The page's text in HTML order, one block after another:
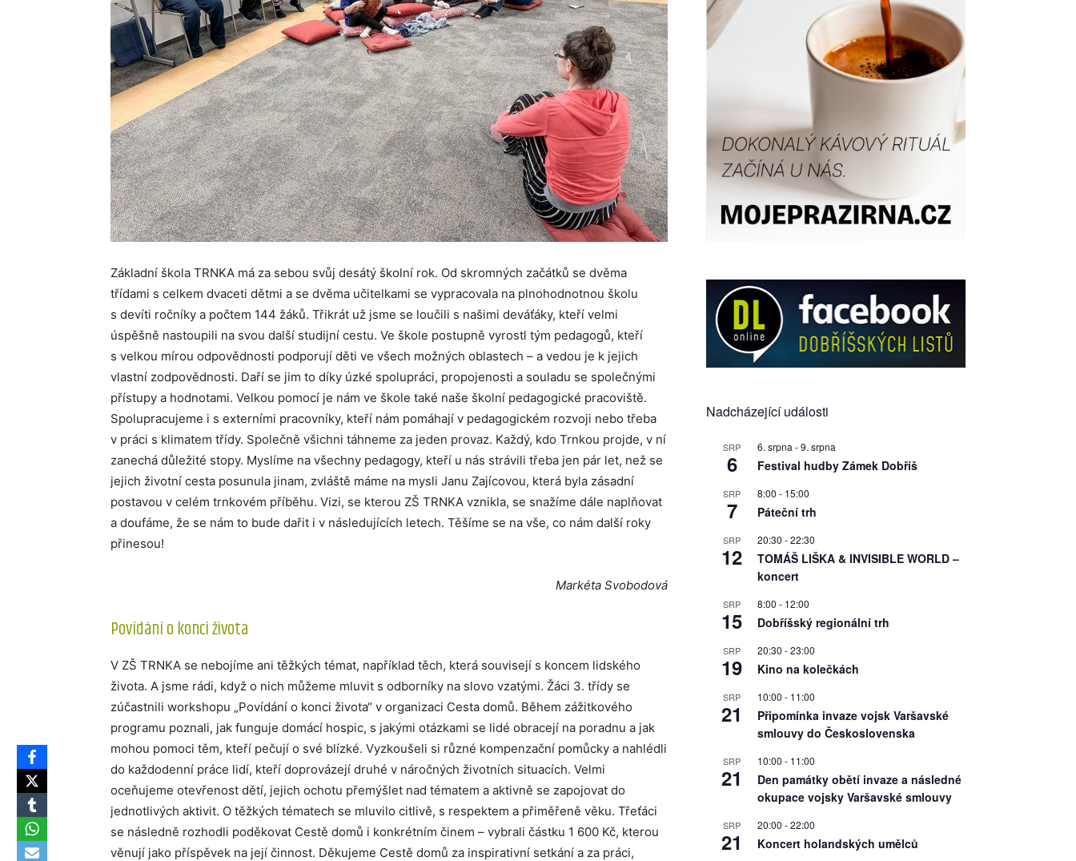
Základní škola TRNKA má za sebou svůj desátý školní rok. Od skromných začátků se dvěma
třídami s celkem dvaceti dětmi a se dvěma učitelkami se vypracovala na plnohodnotnou školu
s devíti ročníky a počtem 144 žáků. Třikrát už jsme se loučili s našimi deváťáky, kteří velmi
úspěšně nastoupili na svou další studijní cestu. Ve škole postupně vyrostl tým pedagogů, kteří
s velkou mírou odpovědnosti podporují děti ve všech možných oblastech – a vedou je k jejich
vlastní zodpovědnosti. Daří se jim to díky úzké spolupráci, propojenosti a souladu se společnými
přístupy a hodnotami. Velkou pomocí je nám ve škole také naše školní pedagogické pracoviště.
Spolupracujeme i s externími pracovníky, kteří nám pomáhají v pedagogickém rozvoji nebo třeba
v práci s klimatem třídy. Společně všichni táhneme za jeden provaz. Každý, kdo Trnkou projde, v ní
zanechá důležité stopy. Myslíme na všechny pedagogy, kteří u nás strávili třeba jen pár let, než se
jejich životní cesta posunula jinam, zvláště máme na mysli Janu Zajícovou, která byla zásadní
postavou v celém trnkovém příběhu. Vizi, se kterou ZŠ TRNKA vznikla, se snažíme dále naplňovat
a doufáme, že se nám to bude dařit i v následujících letech. Těšíme se na vše, co nám další roky
přinesou!
Markéta Svobodová
Povídání o konci života
V ZŠ TRNKA se nebojíme ani těžkých témat, například těch, která souvisejí s koncem lidského
života. A jsme rádi, když o nich můžeme mluvit s odborníky na slovo vzatými. Žáci 3. třídy se
zúčastnili workshopu „Povídání o konci života“ v organizaci Cesta domů. Během zážitkového
programu poznali, jak funguje domácí hospic, s jakými otázkami se lidé obracejí na poradnu a jak
mohou pomoci těm, kteří pečují o své blízké. Vyzkoušeli si různé kompenzační pomůcky a nahlédli
do každodenní práce lidí, kteří doprovázejí druhé v náročných životních situacích. Velmi
oceňujeme otevřenost dětí, jejich ochotu přemýšlet nad tématem a aktivně se zapojovat do
jednotlivých aktivit. O těžkých tématech se mluvilo citlivě, s respektem a přiměřeně věku. Třeťáci
se následně rozhodli poděkovat Cestě domů i konkrétním činem – vybrali částku 1 600 Kč, kterou
věnují jako příspěvek na její činnost. Děkujeme Cestě domů za inspirativní setkání a za práci,
Nadcházející události
SRP
6
6. srpna -9. srpna
Festival hudby Zámek Dobříš
SRP
7
8:00 - 15:00
Páteční trh
SRP
12
20:30 -22:30
TOMÁŠ LIŠKA & INVISIBLE WORLD –
koncert
SRP
15
8:00 - 12:00
Dobříšský regionální trh
SRP
19
20:30 -23:00
Kino na kolečkách
SRP
21
10:00 - 11:00
Připomínka invaze vojsk Varšavské
smlouvy do Československa
SRP
21
10:00 - 11:00
Den památky obětí invaze a následné
okupace vojsky Varšavské smlouvy
SRP
21
20:00 -22:00
Koncert holandských umělců